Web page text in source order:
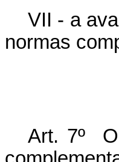
VII - a
normas
Art. 7º O